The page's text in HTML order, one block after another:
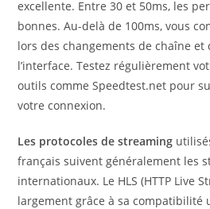
excellente. Entre 30 et 50ms, les
bonnes. Au-delà de 100ms, vous
lors des changements de chaîne et
l’interface. Testez régulièrement
outils comme Speedtest.net pour
votre connexion.
Les protocoles de streaming
français suivent généralement les
internationaux. Le HLS (HTTP Live
largement grâce à sa compatibilité